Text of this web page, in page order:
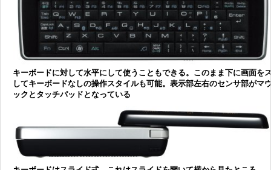
キーボードに対して水平にして使うこともできる。このまま下に画面を
してキーボードなしの操作スタイルも可能。表示部左右のセンサ部がマ
ックとタッチパッドとなっている